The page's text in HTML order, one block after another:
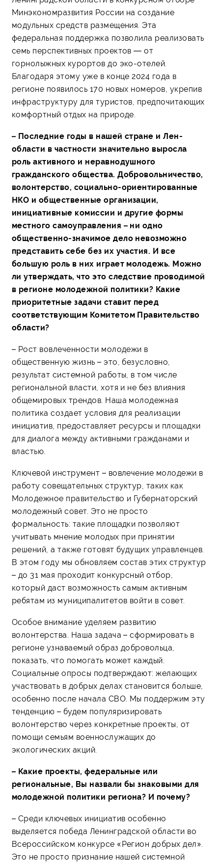
Мин­экономразвития России на создание
модульных средств размещения. Эта
федеральная поддержка позволила реализовать
семь перспективных проектов — от
горнолыжных курортов до эко-отелей.
Благодаря этому уже в конце 2024 года в
регионе появилось 170 новых номеров, укрепив
инфраструктуру для туристов, предпочитающих
комфортный отдых на природе.
– Последние годы в нашей стране и Лен­
области в частности значительно выросла
роль активного и неравнодушного
гражданского общества. Добровольничество,
волонтерство, социально-ориентированные
НКО и общественные организации,
инициативные комиссии и другие формы
местного самоуправления – ни одно
общественно-значимое дело невозможно
представить себе без их участия. И все
большую роль в них играет молодежь. Можно
ли утверждать, что это следствие проводимой
в регионе молодежной политики? Какие
приоритетные задачи ставит перед
соответствующим Комитетом Правительство
области?
– Рост вовлеченности молодежи в
общественную жизнь – это, безусловно,
результат системной работы, в том числе
региональной власти, хотя и не без влияния
общемировых трендов. Наша молодежная
политика создает условия для реализации
инициатив, предоставляет ресурсы и площадки
для диалога между активными гражданами и
властью.
Ключевой инструмент – вовлечение молодежи в
работу совещательных структур, таких как
Молодежное правительство и Губернаторский
молодежный совет. Это не просто
формальность: такие площадки позволяют
учитывать мнение молодых при принятии
решений, а также готовят будущих управленцев.
В этом году мы обновляем состав этих структур
– до 31 мая проходит конкурсный отбор,
который даст возможность самым активным
ребятам из муниципалитетов войти в совет.
Особое внимание уделяем развитию
волонтерства. Наша задача – сформировать в
регионе узнаваемый образ добровольца,
показать, что помогать может каждый.
Социальные опросы подтверждают: желающих
участвовать в добрых делах становится больше,
особенно после начала СВО. Мы поддержим эту
тенденцию – будем популяризировать
волонтерство через конкретные проекты, от
помощи семьям военнослужащих до
экологических акций.
– Какие проекты, федеральные или
региональные, Вы назвали бы знаковыми для
молодежной политики региона? И почему?
– Среди ключевых инициатив особенно
выделяется победа Ленинградской области во
Всероссийском конкурсе «Регион добрых дел».
Это не просто признание нашей системной